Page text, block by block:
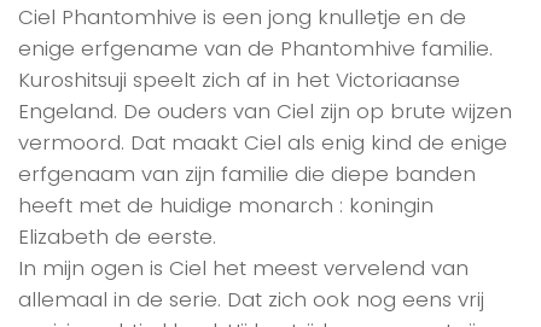
Ciel Phantomhive is een jong knulletje en de
enige erfgename van de Phantomhive familie.
Kuroshitsuji speelt zich af in het Victoriaanse
Engeland. De ouders van Ciel zijn op brute wijzen
vermoord. Dat maakt Ciel als enig kind de enige
erfgenaam van zijn familie die diepe banden
heeft met de huidige monarch : koningin
Elizabeth de eerste.
In mijn ogen is Ciel het meest vervelend van
allemaal in de serie. Dat zich ook nog eens vrij